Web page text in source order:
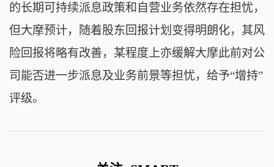
的长期可持续派息政策和自营业务依然存在担忧，
但大摩预计，随着股东回报计划变得明朗化，其风
险回报将略有改善，某程度上亦缓解大摩此前对公
司能否进一步派息及业务前景等担忧，给予“增持”
评级。